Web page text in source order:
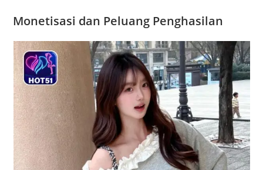
Monetisasi dan Peluang Penghasilan